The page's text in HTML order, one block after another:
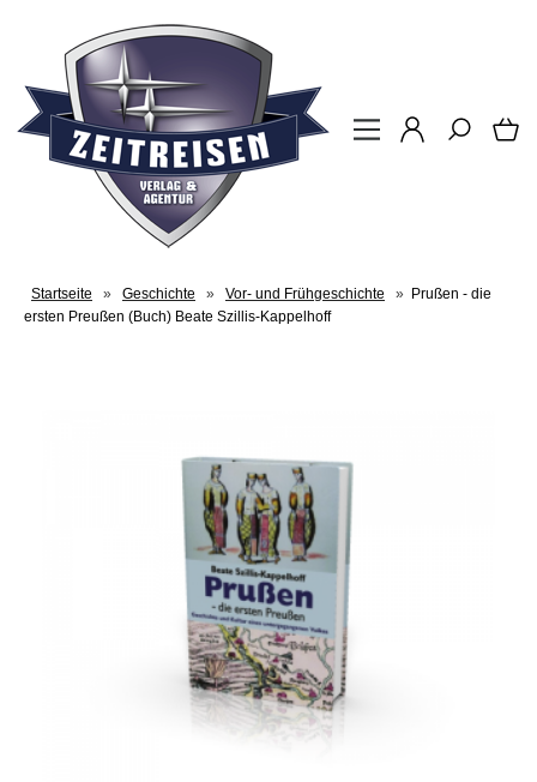
Startseite » Geschichte » Vor- und Frühgeschichte » Prußen - die
ersten Preußen (Buch) Beate Szillis-Kappelhoff